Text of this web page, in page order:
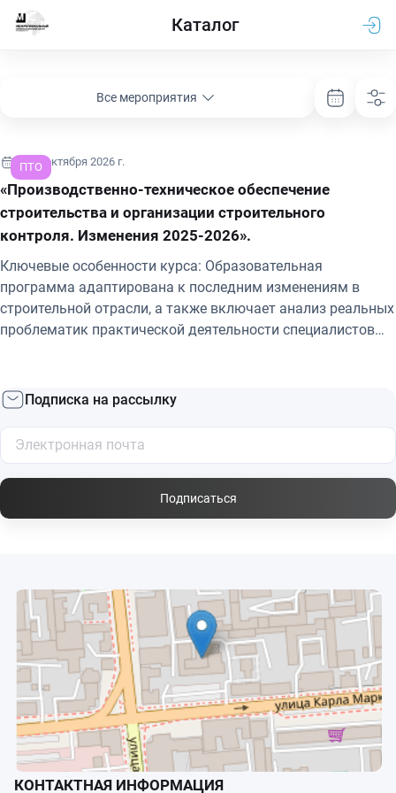
Каталог
Все мероприятия
ПТО
28-30 октября 2026 г.
«Производственно-техническое обеспечение
строительства и организации строительного
контроля. Изменения 2025-2026».
Ключевые особенности курса: Образовательная
программа адаптирована к последним изменениям в
строительной отрасли, а также включает анализ реальных
проблематик практической деятельности специалистов
строительства в рамках курса.
Подписка на рассылку
Подписаться
КОНТАКТНАЯ ИНФОРМАЦИЯ